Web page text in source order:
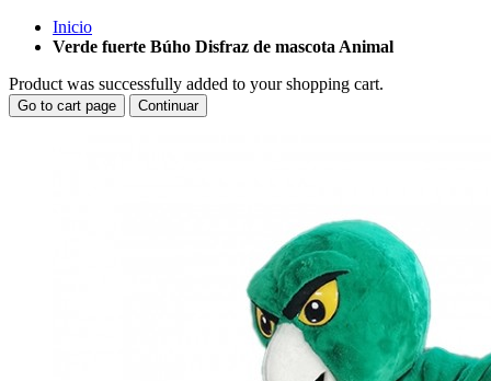
Inicio
Verde fuerte Búho Disfraz de mascota Animal
Product was successfully added to your shopping cart.
Go to cart page Continuar